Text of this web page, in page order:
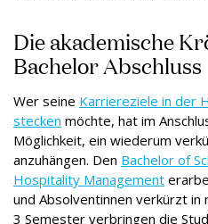
Die akademische
Bachelor Abschluss
Wer seine Karriereziele in der
stecken möchte, hat im
Möglichkeit, ein wiederum
anzuhängen. Den Bachelor of
Hospitality Management
und Absolventinnen verkürzt
3 Semester verbringen die